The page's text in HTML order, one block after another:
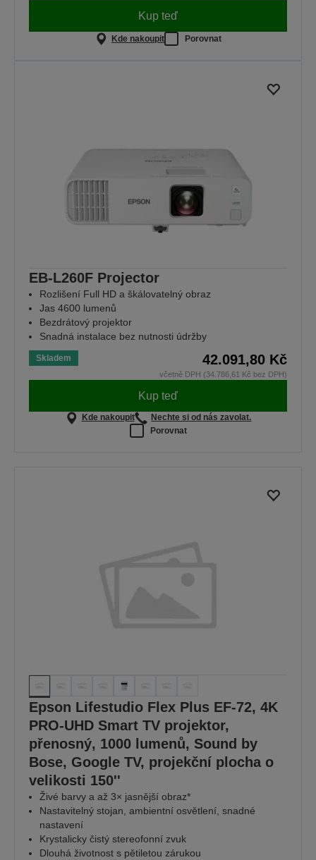
Kup teď
Kde nakoupit Porovnat
EB-L260F Projector
Rozlišení Full HD a škálovatelný obraz
Jas 4600 lumenů
Bezdrátový projektor
Snadná instalace bez nutnosti údržby
Skladem 42.091,80 Kč
včetně DPH (34.786,61 Kč bez DPH)
Kup teď
Kde nakoupit
Nechte si od nás zavolat.
Porovnat
Epson Lifestudio Flex Plus EF-72, 4K
PRO-UHD Smart TV projektor,
přenosný, 1000 lumenů, Sound by
Bose, Google TV, projekční plocha o
velikosti 150''
Živé barvy a až 3× jasnější obraz*
Nastavitelný stojan, ambientní osvětlení, snadné
nastavení
Krystalicky čistý stereofonní zvuk
Dlouhá životnost s pětiletou zárukou